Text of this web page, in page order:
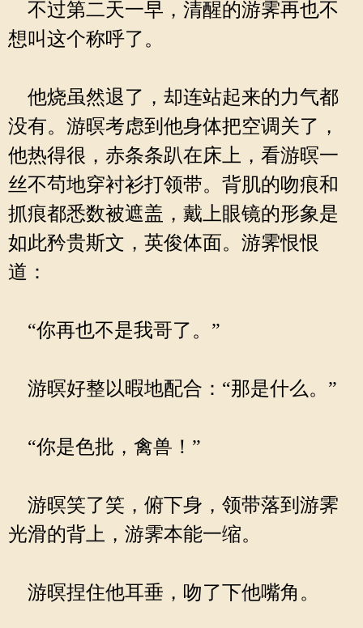
不过第二天一早，清醒的游霁再也不
想叫这个称呼了。
他烧虽然退了，却连站起来的力气都
没有。游暝考虑到他身体把空调关了，
他热得很，赤条条趴在床上，看游暝一
丝不茍地穿衬衫打领带。背肌的吻痕和
抓痕都悉数被遮盖，戴上眼镜的形象是
如此矜贵斯文，英俊体面。游霁恨恨
道：
“你再也不是我哥了。”
游暝好整以暇地配合：“那是什么。”
“你是色批，禽兽！”
游暝笑了笑，俯下身，领带落到游霁
光滑的背上，游霁本能一缩。
游暝捏住他耳垂，吻了下他嘴角。